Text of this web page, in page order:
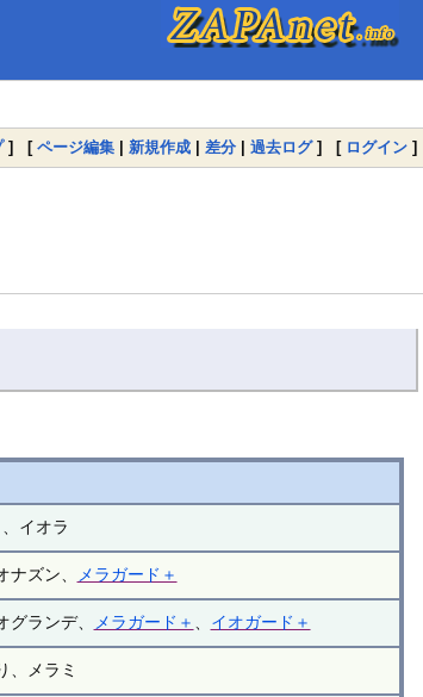
] [ ページ編集 | 新規作成 | 差分 | 過去ログ] [ ログイン ]
イオラ
ズン、 メラガード＋
ランデ、 メラガード＋ 、 イオガード＋
、メラミ